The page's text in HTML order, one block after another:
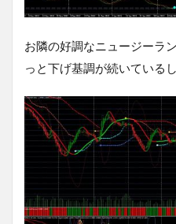
お隣の好調なニュージーラ
っと下げ基調が続いているし